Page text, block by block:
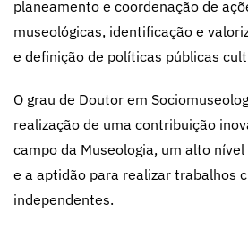
planeamento e coordenação de
museológicas, identificação e
e definição de políticas públicas
O grau de Doutor em
realização de uma contribuição
campo da Museologia, um alto
e a aptidão para realizar trabalhos
independentes.